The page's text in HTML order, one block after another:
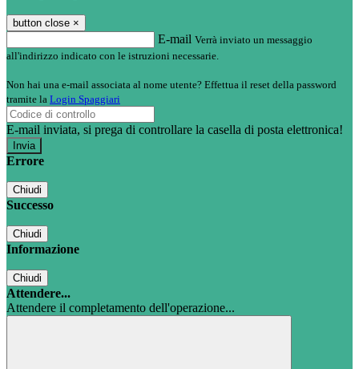
button close ×
E-mail Verrà inviato un messaggio
all'indirizzo indicato con le istruzioni necessarie.
Non hai una e-mail associata al nome utente? Effettua il reset della password
tramite la Login Spaggiari
E-mail inviata, si prega di controllare la casella di posta elettronica!
Errore
Chiudi
Successo
Chiudi
Informazione
Chiudi
Attendere...
Attendere il completamento dell'operazione...